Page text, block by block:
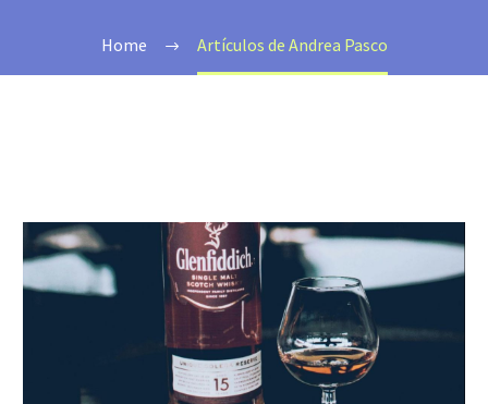
Home Artículos de Andrea Pasco